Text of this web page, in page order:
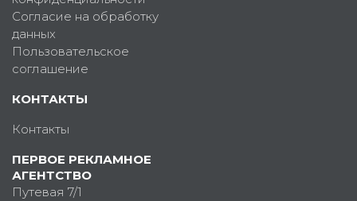
Согласие на обработку
данных
Пользовательское
соглашение
КОНТАКТЫ
Контакты
ПЕРВОЕ РЕКЛАМНОЕ
АГЕНТСТВО
Путевая 7/1